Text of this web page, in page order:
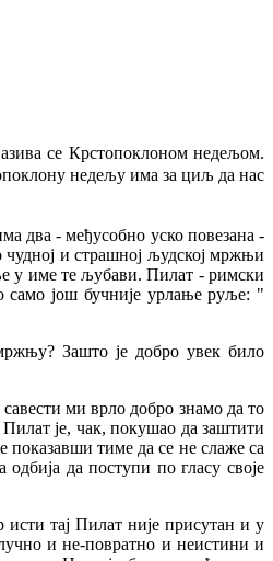
се Крстопоклоном недељом.
недељу има за циљ да нас
два - међусобно уско повезана -
чудној и страшној људској мржњи
у име те љубави. Пилат - римски
само још бучније урлање руље: "
Зашто је добро увек било
ми врло добро знамо да то
је, чак, покушао да заштити
показавши тиме да се не слаже са
да поступи по гласу своје
исти тај Пилат није присутан и у
и не-повратно и неистини и